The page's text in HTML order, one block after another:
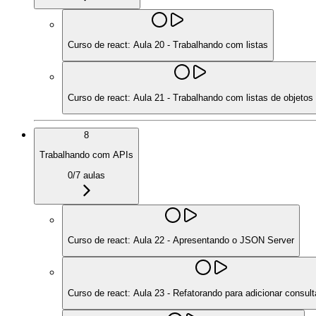
Curso de react: Aula 20 - Trabalhando com listas
Curso de react: Aula 21 - Trabalhando com listas de objetos
8
Trabalhando com APIs
0/7 aulas
Curso de react: Aula 22 - Apresentando o JSON Server
Curso de react: Aula 23 - Refatorando para adicionar